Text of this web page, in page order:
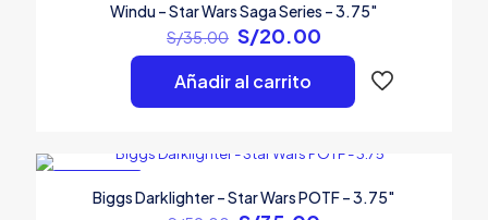
Windu – Star Wars Saga Series – 3.75″
S/35.00 El
precio
original
era:
S/20.00
precio
actual
Añadir al carrito
Biggs Darklighter – Star Wars POTF – 3.75″